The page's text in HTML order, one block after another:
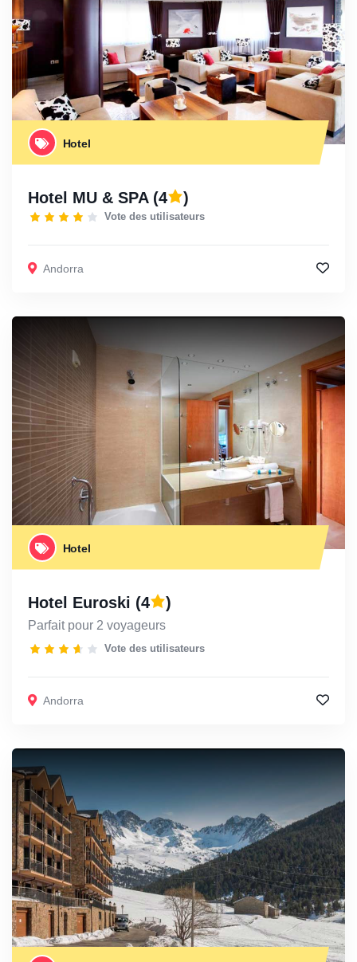
Hotel
Hotel MU & SPA(4 )
Vote des utilisateurs
Andorra
Hotel
Hotel Euroski (4 )
Parfait pour 2 voyageurs
Vote des utilisateurs
Andorra